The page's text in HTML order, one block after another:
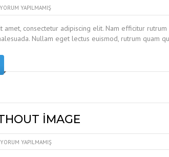
YORUM YAPILMAMIŞ
amet, consectetur adipiscing elit. Nam efficitur
Nullam eget lectus euismod, rutrum quam
IMAGE
YORUM YAPILMAMIŞ